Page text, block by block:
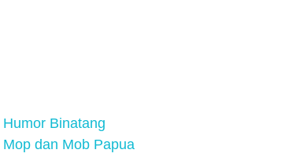
Humor Binatang
Mop dan Mob Papua